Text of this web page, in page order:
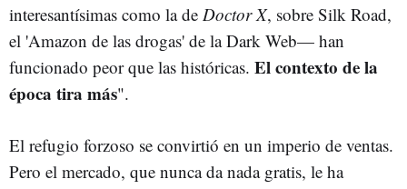
interesantísimas como la de Doctor X, sobre Silk Road,
el 'Amazon de las drogas' de la Dark Web— han
funcionado peor que las históricas. El contexto de la
época tira más".
El refugio forzoso se convirtió en un imperio de ventas.
Pero el mercado, que nunca da nada gratis, le ha